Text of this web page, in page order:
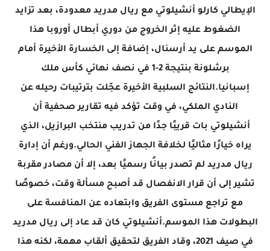
الإيطالي كارلو أنشيلوتي مع ريال مدريد معدودة، بعد تزايد
الضغوط عليه إثر الخروج من دوري أبطال أوروبا هذا
الموسم على يد أرسنال، إضافة إلى الخسارة الأخيرة أمام
برشلونة بنتيجة 2-1 في نصف نهائي كأس ملك
إسبانيا.النتائج السلبية الأخيرة عجّلت بترتيبات رحيله عن
النادي الملكي، في وقت تؤكد فيه تقارير صحفية أن
أنشيلوتي بات قريبًا جدًا من تدريب منتخب البرازيل، الذي
يراه خيارًا مثاليًا لخلافة الجهاز الفني الحالي.ورغم أن إدارة
ريال مدريد لم تصدر بيانًا رسميًا بعد، إلا أن مصادر مقربة
تشير إلى أن قرار الانفصال قد أصبح مسألة وقت، خصوصًا
مع تراجع مستوى الفريق وابتعاده عن المنافسة على
البطولات هذا الموسم.أنشيلوتي كان قد عاد إلى ريال مدريد
في صيف 2021، وقاد الفريق لتحقيق ألقاب مهمة، لكنه هذا